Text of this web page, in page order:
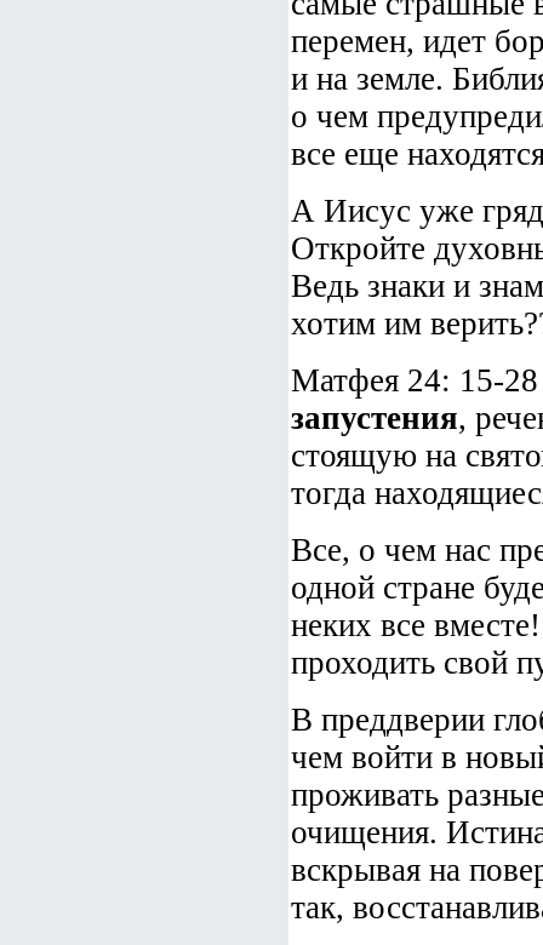
перемен, идет
и на земле.
о чем
все еще
А Иисус уже
Откройте
Ведь знаки и
хотим им
Матфея 24: 15-
запустения,
стоящую на
тогда
Все, о чем нас
одной стране
неких все
проходить свой
В преддверии
чем войти в
проживать
очищения.
вскрывая на
так,